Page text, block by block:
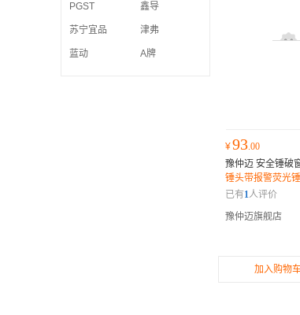
¥93.00
豫仲迈 安全锤破
锤头带报警荧光
已有1人评价
豫仲迈旗舰店
加入购物
PGST 鑫导
苏宁宜品 津弗
蓝动 A牌